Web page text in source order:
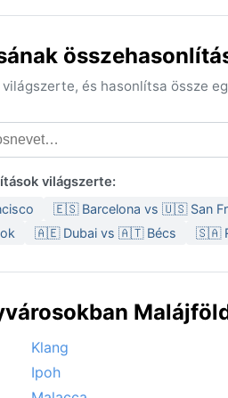
és hasonlítsa össze
világszerte:
🇪🇸 Barcelona vs 🇺🇸 San
🇦🇪 Dubai vs 🇦🇹 Bécs 🇸🇦
Klang
Ipoh